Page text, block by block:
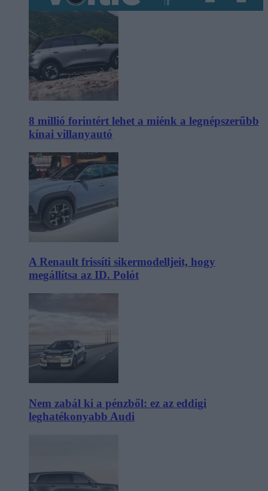
8 millió forintért lehet a miénk a legnépszerűbb
kínai villanyautó
A Renault frissíti sikermodelljeit, hogy
megállítsa az ID. Polót
Nem zabál ki a pénzből: ez az eddigi
leghatékonyabb Audi